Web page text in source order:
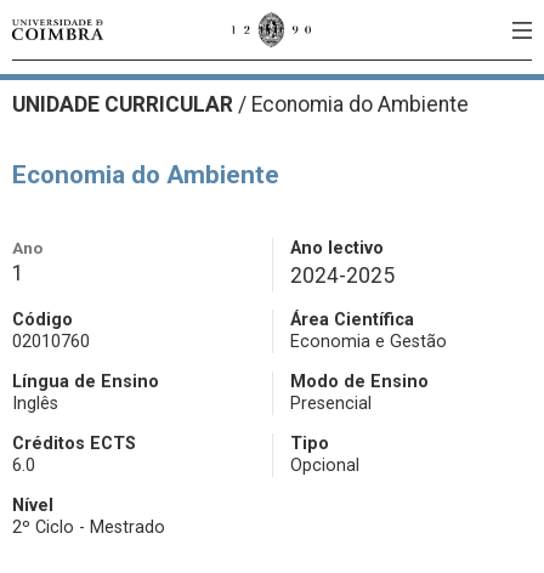
UNIDADE CURRICULAR / Economia do Ambiente
Economia do Ambiente
Ano
1
Ano lectivo
2024-2025
Código
02010760
Área Científica
Economia e Gestão
Língua de Ensino
Inglês
Modo de Ensino
Presencial
Créditos ECTS
6.0
Tipo
Opcional
Nível
2º Ciclo - Mestrado